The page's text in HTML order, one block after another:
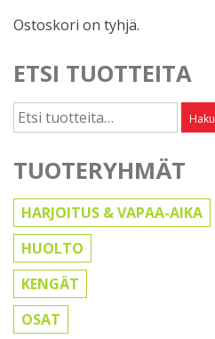
Ostoskori on tyhjä.
ETSI TUOTTEITA
Etsi: Haku
TUOTERYHMÄT
HARJOITUS & VAPAA-AIKA
HUOLTO
KENGÄT
OSAT